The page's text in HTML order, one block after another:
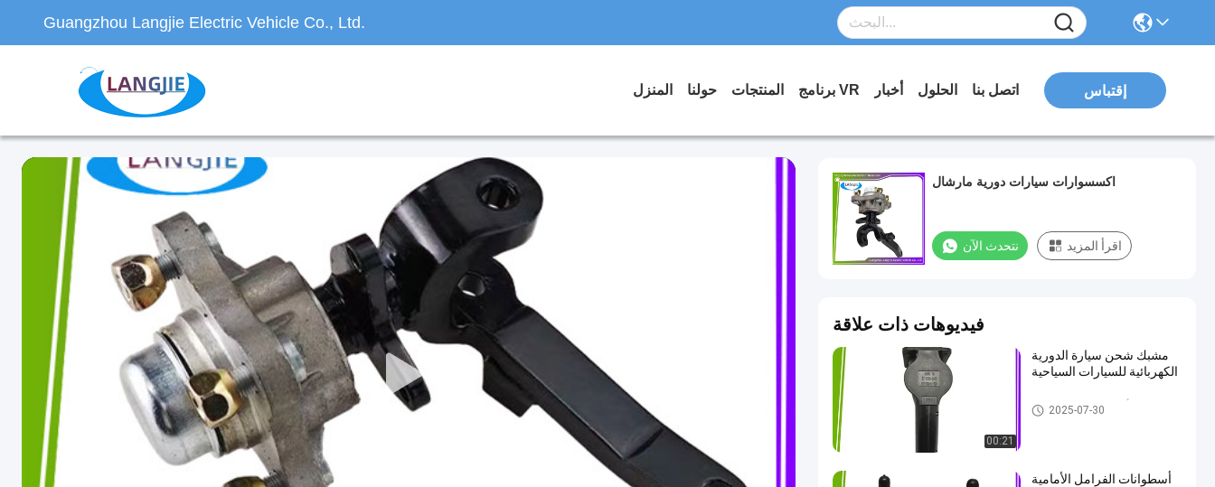
Guangzhou Langjie Electric Vehicle Co., Ltd.
المنزل حولنا المنتجات برنامج VR أخبار الحلول اتصل بنا إقتباس
اكسسوارات سيارات دورية مارشال
نتحدث الآن اقرأ المزيد
فيديوهات ذات علاقة
00:21
مشبك شحن سيارة الدورية
الكهربائية للسيارات السياحية
أجزاء العربة الكهربائية
2025-07-30
أسطوانات الفرامل الأمامية